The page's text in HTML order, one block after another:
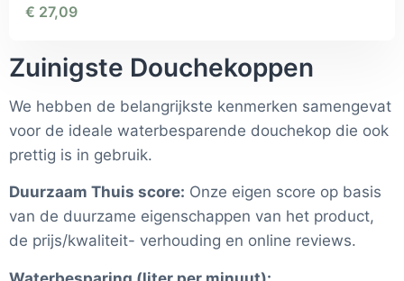
€ 27,09
Zuinigste Douchekoppen
We hebben de belangrijkste kenmerken samengevat
voor de ideale waterbesparende douchekop die ook
prettig is in gebruik.
Duurzaam Thuis score: Onze eigen score op basis
van de duurzame eigenschappen van het product,
de prijs/kwaliteit- verhouding en online reviews.